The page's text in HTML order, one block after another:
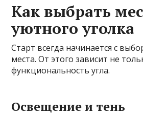
Как выбрать
уютного уголка
Старт всегда начинается с
места. От этого зависит не
функциональность угла.
Освещение и тень